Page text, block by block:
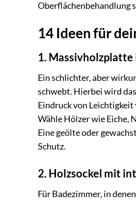
Oberflächenbehandlung
14 Ideen für
1.
Ein schlichter, aber
schwebt. Hierbei wird
Eindruck von
Wähle Hölzer wie Eiche,
Eine geölte oder
Schutz.
2. Holzsockel mit
Für Badezimmer, in